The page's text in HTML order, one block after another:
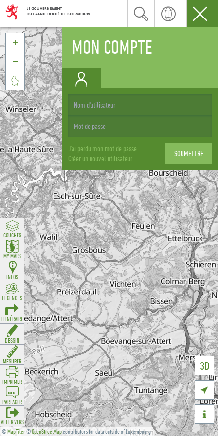
MON COMPTE
J'ai perdu mon mot de passe
Créer un nouvel utilisateur
©MapTiler©OpenStreetMapcontributors for data outside of Luxembourg
3D





COUCHES
MY MAPS
INFOS
LÉGENDES
ITINÉRAIRE
DESSIN
MESURER
IMPRIMER
PARTAGER
ALLER VERS